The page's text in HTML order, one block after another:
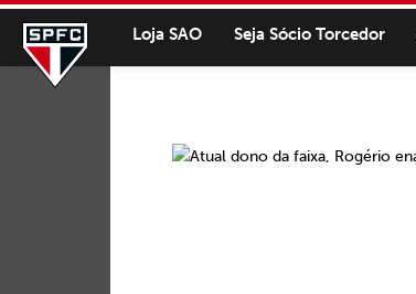
Loja SAO Seja Sócio Torcedor